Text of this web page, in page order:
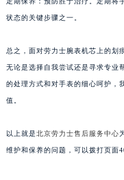
状态的关键步骤之一。
总之，面对劳力士腕表机芯上的划
无论是选择自我尝试还是寻求专业
的处理方式和对手表的细心呵护，
值。
以上就是北京劳力士售后服务中心
维护和保养的问题，可以拨打页面